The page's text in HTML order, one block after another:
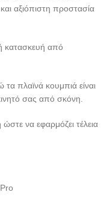
αξιόπιστη προστασία
κατασκευή από
τα πλαϊνά κουμπιά είναι
σας από σκόνη.
να εφαρμόζει τέλεια